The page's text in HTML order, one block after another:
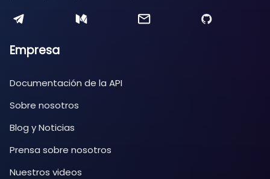
Empresa
Documentación de la API
Sobre nosotros
Blog y Noticias
Prensa sobre nosotros
Nuestros videos